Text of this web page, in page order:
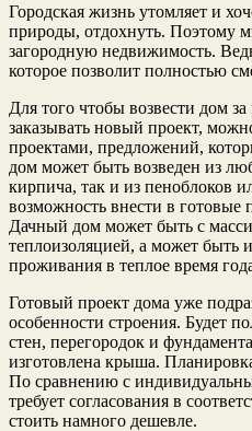
Городская жизнь утомляет и
природы, отдохнуть. Поэтому
загородную недвижимость.
которое позволит полностью
Для того чтобы возвести дом
заказывать новый проект,
проектами, предложений,
дом может быть возведен из
кирпича, так и из пеноблоков
возможность внести в готовые
Дачный дом может быть с
теплоизоляцией, а может быть
проживания в теплое время
Готовый проект дома уже
особенности строения. Будет
стен, перегородок и
изготовлена крыша.
По сравнению с
требует согласования в
стоить намного дешевле.